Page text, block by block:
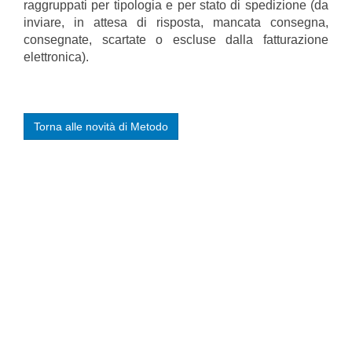
raggruppati per tipologia e per stato di spedizione (da
inviare, in attesa di risposta, mancata consegna,
consegnate, scartate o escluse dalla fatturazione
elettronica).
Torna alle novità di Metodo